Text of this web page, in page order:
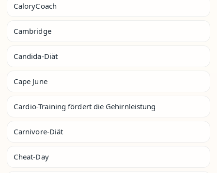
CaloryCoach
Cambridge
Candida-Diät
Cape June
Cardio-Training fördert die Gehirnleistung
Carnivore-Diät
Cheat-Day